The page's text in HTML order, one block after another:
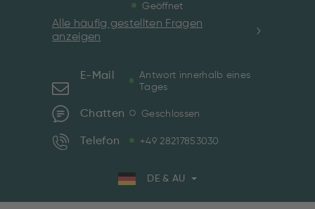
Geöffnet
Alle häufig gestellten Fragen
anzeigen
E-Mail
Antwort innerhalb eines
Tages
Chatten Geschlossen
Telefon +49 28217853030
DE & AU